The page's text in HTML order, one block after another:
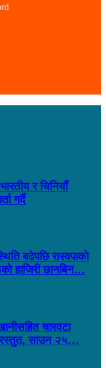
र चिनियाँ
गर्दै
बढेपछि रास्वपाको
हाजिरी छानबिन…
चारवटा
साउन २५…